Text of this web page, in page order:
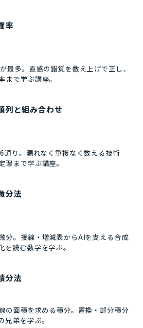
率
最多。直感の錯覚を数え上げで正し、
まで学ぶ講座。
列と組み合わせ
通り。漏れなく重複なく数える技術
理まで学ぶ講座。
分法
分。接線・増減表からAIを支える合成
を読む数学を学ぶ。
分法
線の面積を求める積分。置換・部分積分
兄弟を学ぶ。